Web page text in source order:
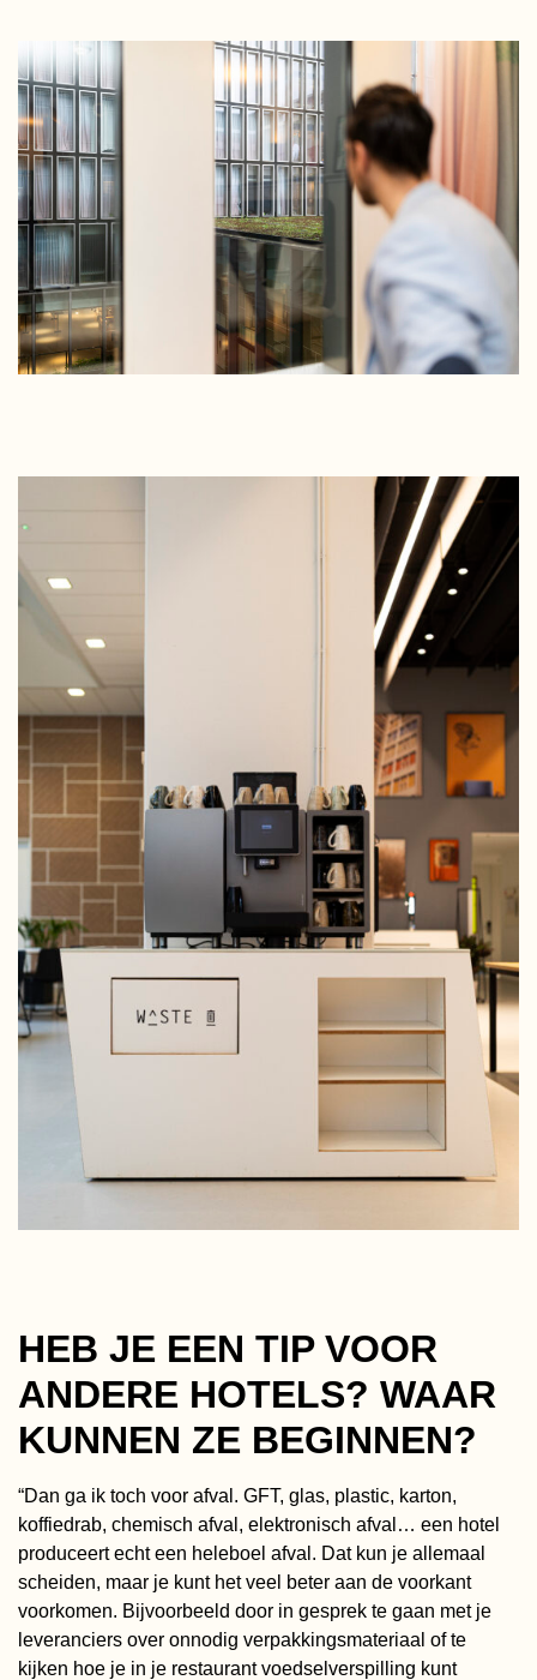
HEB JE EEN TIP VOOR
ANDERE HOTELS? WAAR
KUNNEN ZE BEGINNEN?
“Dan ga ik toch voor afval. GFT, glas, plastic, karton,
koffiedrab, chemisch afval, elektronisch afval… een hotel
produceert echt een heleboel afval. Dat kun je allemaal
scheiden, maar je kunt het veel beter aan de voorkant
voorkomen. Bijvoorbeeld door in gesprek te gaan met je
leveranciers over onnodig verpakkingsmateriaal of te
kijken hoe je in je restaurant voedselverspilling kunt